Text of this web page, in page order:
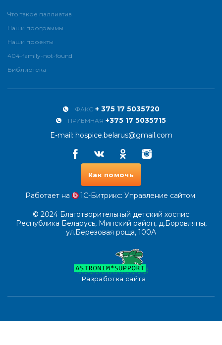
Что такое паллиатив
Наши программы
Наши проекты
404-family-not-found
Библиотека
ФАКС + 375 17 5035720
ПРИЕМНАЯ +375 17 5035715
E-mail: hospice.belarus@gmail.com
FacebookVkontakteOdnoklassnikiInstagram
Как помочь
Работает на 1С-Битрикс: Управление сайтом.
© 2024 Благотворительный детский хоспис
Республика Беларусь, Минский район, д.Боровляны,
ул.Березовая роща, 100А
Разработка сайта